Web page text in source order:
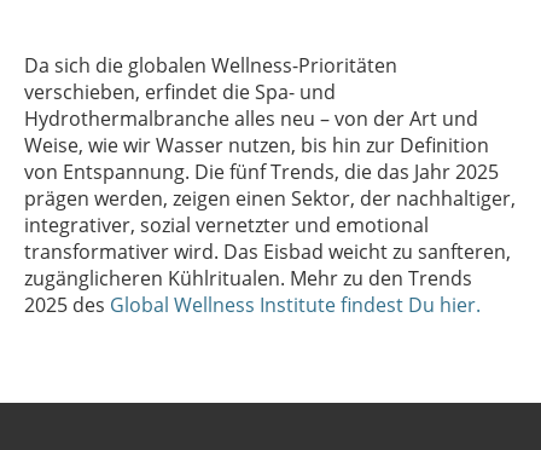
Da sich die globalen Wellness-Prioritäten
verschieben, erfindet die Spa- und
Hydrothermalbranche alles neu – von der Art und
Weise, wie wir Wasser nutzen, bis hin zur Definition
von Entspannung. Die fünf Trends, die das Jahr 2025
prägen werden, zeigen einen Sektor, der nachhaltiger,
integrativer, sozial vernetzter und emotional
transformativer wird. Das Eisbad weicht zu sanfteren,
zugänglicheren Kühlritualen. Mehr zu den Trends
2025 des Global Wellness Institute findest Du hier.